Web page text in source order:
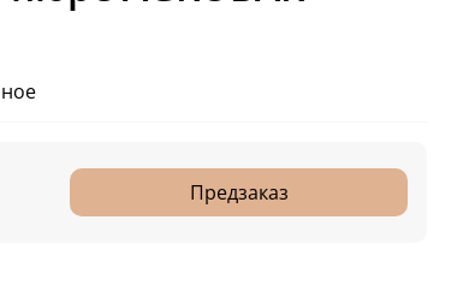
Предзаказ